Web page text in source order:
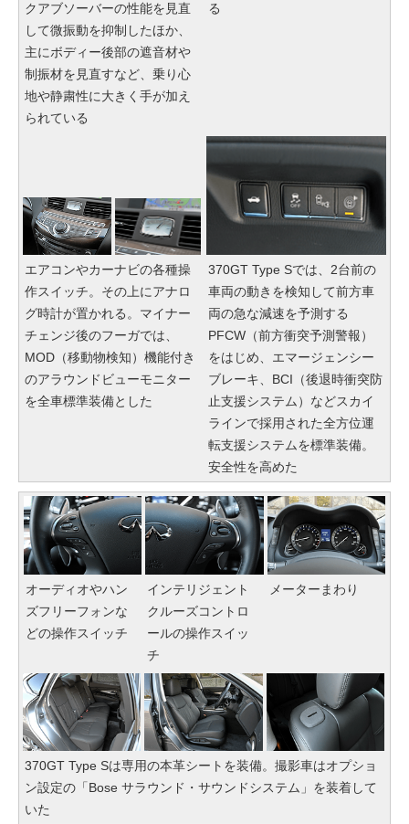
クアブソーバーの性能を見直
して微振動を抑制したほか、
主にボディー後部の遮音材や
制振材を見直すなど、乗り心
地や静粛性に大きく手が加え
られている
る
エアコンやカーナビの各種操
作スイッチ。その上にアナロ
グ時計が置かれる。マイナー
チェンジ後のフーガでは、
MOD（移動物検知）機能付き
のアラウンドビューモニター
を全車標準装備とした
370GT Type Sでは、2台前の
車両の動きを検知して前方車
両の急な減速を予測する
PFCW（前方衝突予測警報）
をはじめ、エマージェンシー
ブレーキ、BCI（後退時衝突防
止支援システム）などスカイ
ラインで採用された全方位運
転支援システムを標準装備。
安全性を高めた
オーディオやハン
ズフリーフォンな
どの操作スイッチ
インテリジェント
クルーズコントロ
ールの操作スイッ
チ
メーターまわり
370GT Type Sは専用の本革シートを装備。撮影車はオプショ
ン設定の「Bose サラウンド・サウンドシステム」を装着して
いた